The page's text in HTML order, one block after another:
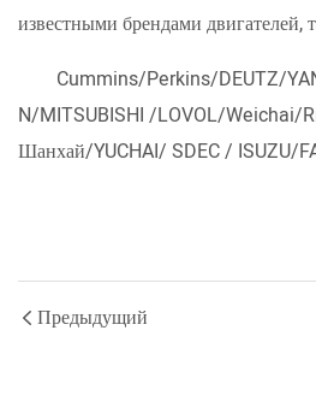
известными брендами двигателей,
Cummins/Perkins/DEUTZ/
N/MITSUBISHI /LOVOL/Weichai/
Шанхай/YUCHAI/ SDEC / ISUZU/
Предыдущий